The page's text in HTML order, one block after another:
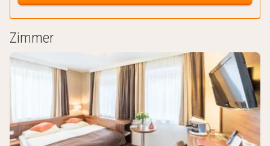
Zimmer